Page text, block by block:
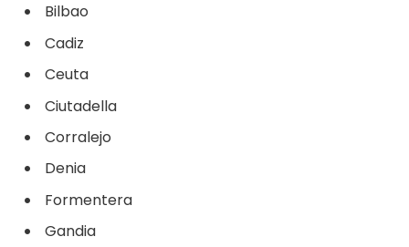
Bilbao
Cadiz
Ceuta
Ciutadella
Corralejo
Denia
Formentera
Gandia